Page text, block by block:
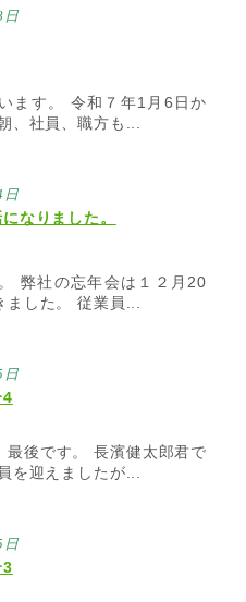
日
ます。 令和７年1月6日か
、社員、職方も...
日
なりました。
弊社の忘年会は１２月20
した。 従業員...
日
4
最後です。 長濱健太郎君で
を迎えましたが...
日
3